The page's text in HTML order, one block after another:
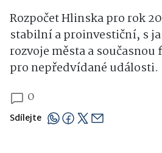
Rozpočet Hlinska pro rok
stabilní a proinvestiční, s
rozvoje města a
pro nepředvídané události.
0
Sdílejte